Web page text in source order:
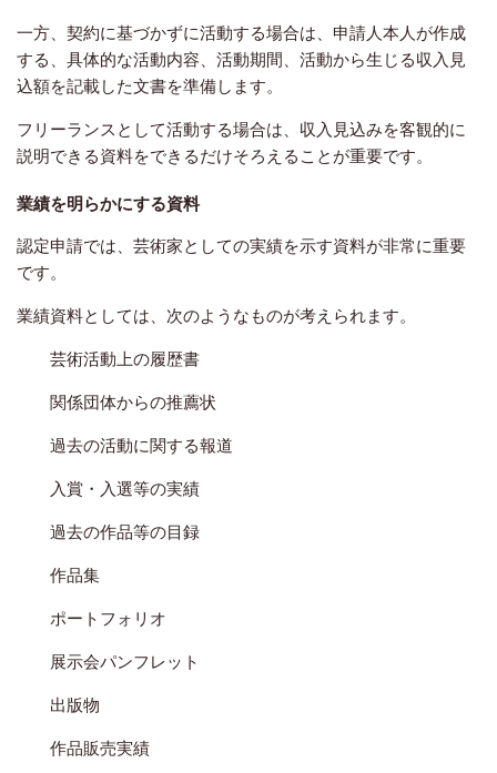
一方、契約に基づかずに活動する場合は、申請人本人が作成
する、具体的な活動内容、活動期間、活動から生じる収入見
込額を記載した文書を準備します。
フリーランスとして活動する場合は、収入見込みを客観的に
説明できる資料をできるだけそろえることが重要です。
業績を明らかにする資料
認定申請では、芸術家としての実績を示す資料が非常に重要
です。
業績資料としては、次のようなものが考えられます。
芸術活動上の履歴書
関係団体からの推薦状
過去の活動に関する報道
入賞・入選等の実績
過去の作品等の目録
作品集
ポートフォリオ
展示会パンフレット
出版物
作品販売実績